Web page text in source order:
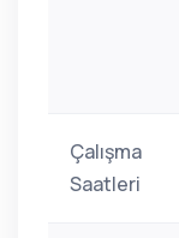
Çalışma
Saatleri